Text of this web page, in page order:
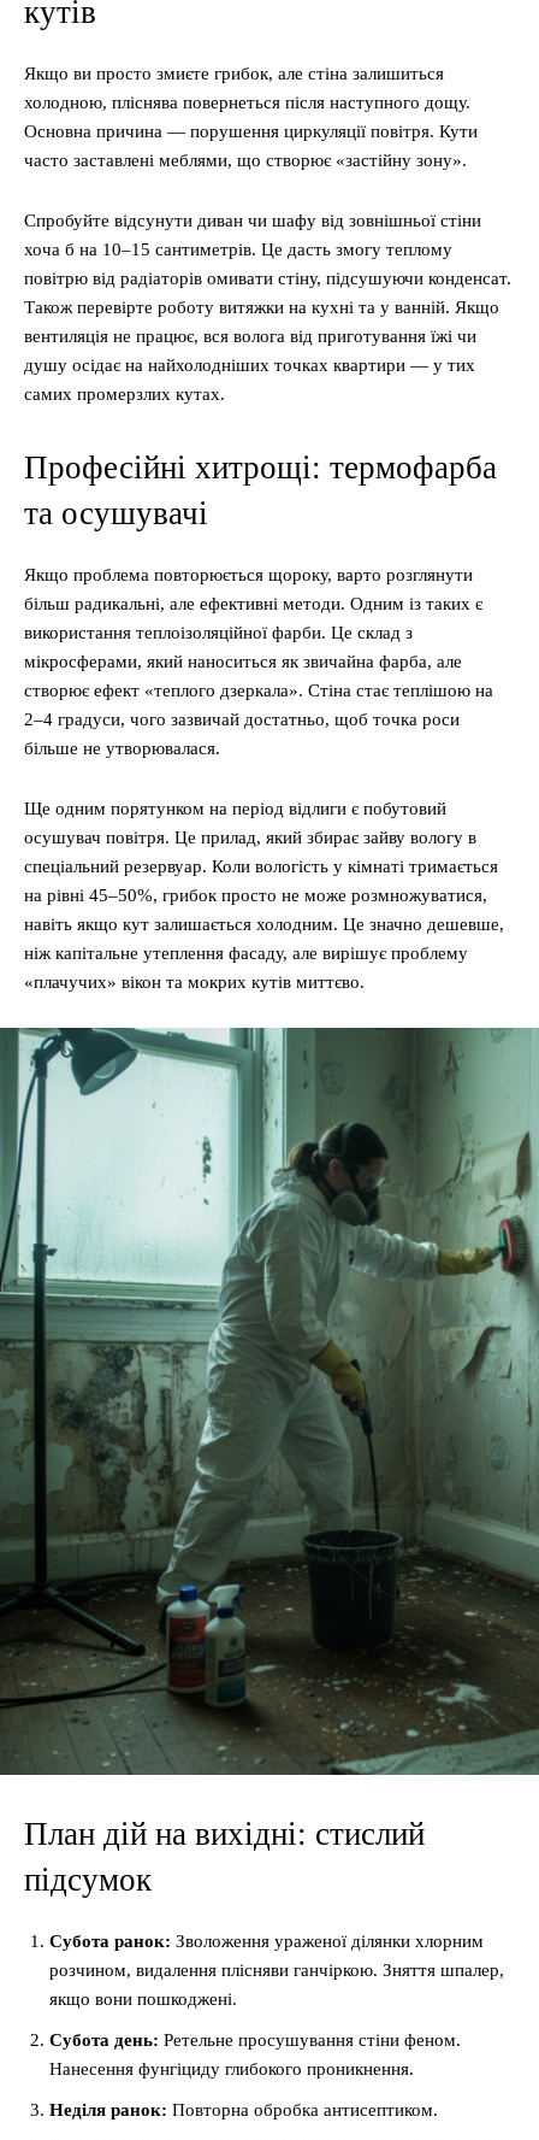
кутів
Якщо ви просто змиєте грибок, але стіна залишиться
холодною, пліснява повернеться після наступного дощу.
Основна причина — порушення циркуляції повітря. Кути
часто заставлені меблями, що створює «застійну зону».
Спробуйте відсунути диван чи шафу від зовнішньої стіни
хоча б на 10–15 сантиметрів. Це дасть змогу теплому
повітрю від радіаторів омивати стіну, підсушуючи конденсат.
Також перевірте роботу витяжки на кухні та у ванній. Якщо
вентиляція не працює, вся волога від приготування їжі чи
душу осідає на найхолодніших точках квартири — у тих
самих промерзлих кутах.
Професійні хитрощі: термофарба
та осушувачі
Якщо проблема повторюється щороку, варто розглянути
більш радикальні, але ефективні методи. Одним із таких є
використання теплоізоляційної фарби. Це склад з
мікросферами, який наноситься як звичайна фарба, але
створює ефект «теплого дзеркала». Стіна стає теплішою на
2–4 градуси, чого зазвичай достатньо, щоб точка роси
більше не утворювалася.
Ще одним порятунком на період відлиги є побутовий
осушувач повітря. Це прилад, який збирає зайву вологу в
спеціальний резервуар. Коли вологість у кімнаті тримається
на рівні 45–50%, грибок просто не може розмножуватися,
навіть якщо кут залишається холодним. Це значно дешевше,
ніж капітальне утеплення фасаду, але вирішує проблему
«плачучих» вікон та мокрих кутів миттєво.
План дій на вихідні: стислий
підсумок
Субота ранок: Зволоження ураженої ділянки хлорним
розчином, видалення плісняви ганчіркою. Зняття шпалер,
якщо вони пошкоджені.
Субота день: Ретельне просушування стіни феном.
Нанесення фунгіциду глибокого проникнення.
Неділя ранок: Повторна обробка антисептиком.